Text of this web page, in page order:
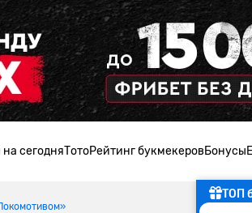
сегодняТотоРейтинг букмекеровБонусы
ТОП